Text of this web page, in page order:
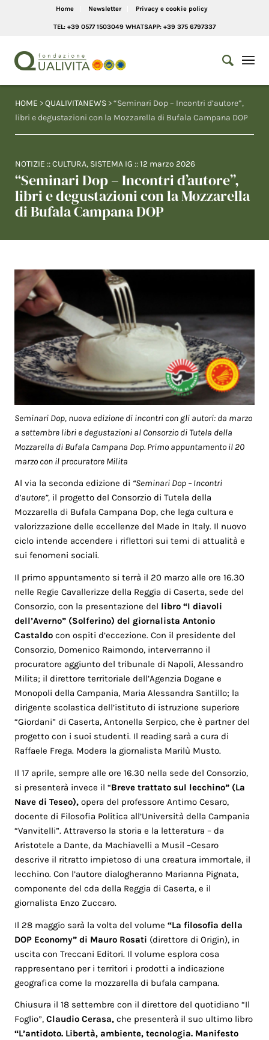
Home Newsletter Privacy e cookie policy
TEL: +39 0577 1503049 WHATSAPP: +39 375 6797337
HOME >QUALIVITANEWS > “Seminari Dop – Incontri d’autore”,
libri e degustazioni con la Mozzarella di Bufala Campana DOP
NOTIZIE ::CULTURA, SISTEMA IG ::12 marzo 2026
“Seminari Dop – Incontri d’autore”,
libri e degustazioni con la Mozzarella
di Bufala Campana DOP
Seminari Dop, nuova edizione di incontri con gli autori: da marzo
a settembre libri e degustazioni al Consorzio di Tutela della
Mozzarella di Bufala Campana Dop. Primo appuntamento il 20
marzo con il procuratore Milita
Al via la seconda edizione di “Seminari Dop – Incontri
d’autore”, il progetto del Consorzio di Tutela della
Mozzarella di Bufala Campana Dop, che lega cultura e
valorizzazione delle eccellenze del Made in Italy. Il nuovo
ciclo intende accendere i riflettori sui temi di attualità e
sui fenomeni sociali.
Il primo appuntamento si terrà il 20 marzo alle ore 16.30
nelle Regie Cavallerizze della Reggia di Caserta, sede del
Consorzio, con la presentazione del libro “I diavoli
dell’Averno” (Solferino) del giornalista Antonio
Castaldo con ospiti d’eccezione. Con il presidente del
Consorzio, Domenico Raimondo, interverranno il
procuratore aggiunto del tribunale di Napoli, Alessandro
Milita; il direttore territoriale dell’Agenzia Dogane e
Monopoli della Campania, Maria Alessandra Santillo; la
dirigente scolastica dell’istituto di istruzione superiore
“Giordani” di Caserta, Antonella Serpico, che è partner del
progetto con i suoi studenti. Il reading sarà a cura di
Raffaele Frega. Modera la giornalista Marilù Musto.
Il 17 aprile, sempre alle ore 16.30 nella sede del Consorzio,
si presenterà invece il “Breve trattato sul lecchino” (La
Nave di Teseo), opera del professore Antimo Cesaro,
docente di Filosofia Politica all’Università della Campania
“Vanvitelli”. Attraverso la storia e la letteratura – da
Aristotele a Dante, da Machiavelli a Musil –Cesaro
descrive il ritratto impietoso di una creatura immortale, il
lecchino. Con l’autore dialogheranno Marianna Pignata,
componente del cda della Reggia di Caserta, e il
giornalista Enzo Zuccaro.
Il 28 maggio sarà la volta del volume“La filosofia della
DOP Economy” di Mauro Rosati (direttore di Origin), in
uscita con Treccani Editori. Il volume esplora cosa
rappresentano per i territori i prodotti a indicazione
geografica come la mozzarella di bufala campana.
Chiusura il 18 settembre con il direttore del quotidiano “Il
Foglio”,Claudio Cerasa,che presenterà il suo ultimo libro
“L’antidoto. Libertà, ambiente, tecnologia. Manifesto